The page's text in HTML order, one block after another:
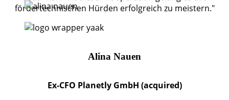
fördertechnischen Hürden erfolgreich zu meistern."
Alina Nauen
Ex-CFO Planetly GmbH (acquired)